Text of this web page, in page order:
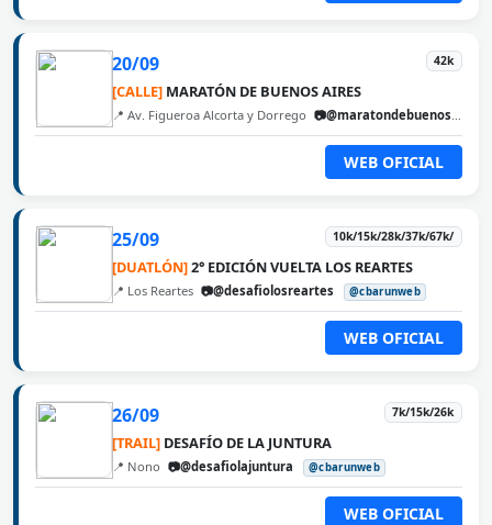
20/09 42k
[CALLE] MARATÓN DE BUENOS AIRES
📍 Av. Figueroa Alcorta y Dorrego 📷@maratondebuenosaires
WEB OFICIAL
25/09 10k/15k/28k/37k/67k/
[DUATLÓN]2° EDICIÓN VUELTA LOS REARTES
📍 Los Reartes 📷@desafiolosreartes @cbarunweb
WEB OFICIAL
26/09 7k/15k/26k
[TRAIL] DESAFÍO DE LA JUNTURA
📍 Nono 📷@desafiolajuntura @cbarunweb
WEB OFICIAL